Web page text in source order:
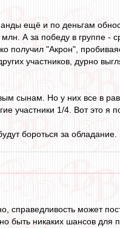
ещё и по деньгам
А за победу в группе -
получил "Акрон",
участников, дурно
сынам. Но у них все в
участники 1/4. Вот это
бороться за обладание.
справедливость может
быть никаких шансов для